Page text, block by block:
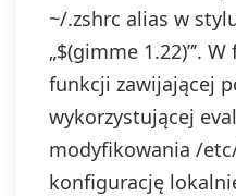
~/.zshrc alias w
„$(gimme 1.22)”’.
funkcji zawijającej
wykorzystującej
modyfikowania /
konfigurację